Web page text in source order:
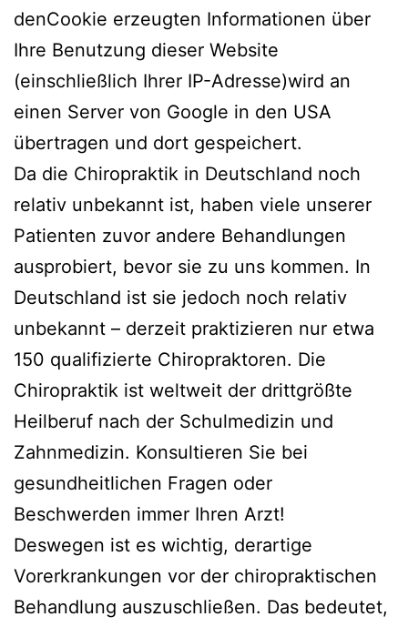
denCookie erzeugten Informationen über
Ihre Benutzung dieser Website
(einschließlich Ihrer IP-Adresse)wird an
einen Server von Google in den USA
übertragen und dort gespeichert.
Da die Chiropraktik in Deutschland noch
relativ unbekannt ist, haben viele unserer
Patienten zuvor andere Behandlungen
ausprobiert, bevor sie zu uns kommen. In
Deutschland ist sie jedoch noch relativ
unbekannt – derzeit praktizieren nur etwa
150 qualifizierte Chiropraktoren. Die
Chiropraktik ist weltweit der drittgrößte
Heilberuf nach der Schulmedizin und
Zahnmedizin. Konsultieren Sie bei
gesundheitlichen Fragen oder
Beschwerden immer Ihren Arzt!
Deswegen ist es wichtig, derartige
Vorerkrankungen vor der chiropraktischen
Behandlung auszuschließen. Das bedeutet,